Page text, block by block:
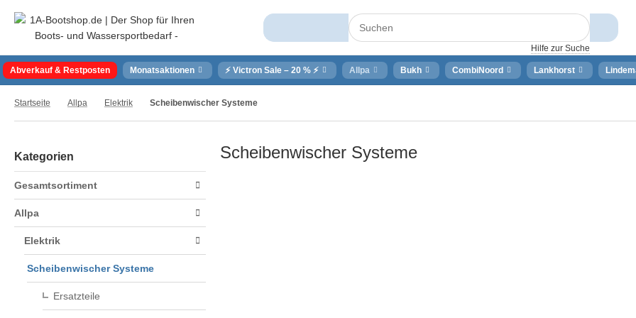
Hilfe zur Suche
Abverkauf & Restposten Monatsaktionen ⚡ Victron Sale – 20 % ⚡ Allpa Bukh CombiNoord Lankhorst
Startseite Allpa Elektrik Scheibenwischer Systeme
Kategorien
Gesamtsortiment
Allpa
Elektrik
Scheibenwischer Systeme
Ersatzteile
Scheibenwischer Systeme